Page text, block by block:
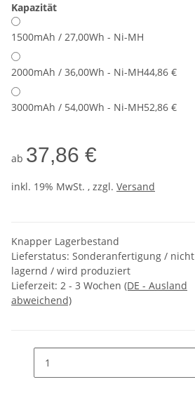
Kapazität
1500mAh / 27,00Wh - Ni-MH
2000mAh / 36,00Wh - Ni-MH44,86 €
3000mAh / 54,00Wh - Ni-MH52,86 €
ab 37,86 €
inkl. 19% MwSt. , zzgl. Versand
Knapper Lagerbestand
Lieferstatus: Sonderanfertigung / nicht
lagernd / wird produziert
Lieferzeit: 2 - 3 Wochen (DE - Ausland
abweichend)